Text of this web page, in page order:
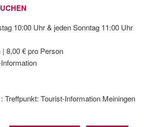
10:00 Uhr & jeden Sonntag 11:00 Uhr
| 8,00 € pro Person
Treffpunkt: Tourist-Information Meiningen